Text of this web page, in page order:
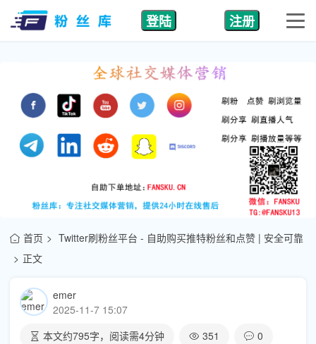
登陆 注册
首页
Twitter刷粉丝平台 - 自助购买推特粉丝和点赞 | 安全可靠
正文
emer
2025-11-7 15:07
本文约795字，阅读需4分钟 351 0